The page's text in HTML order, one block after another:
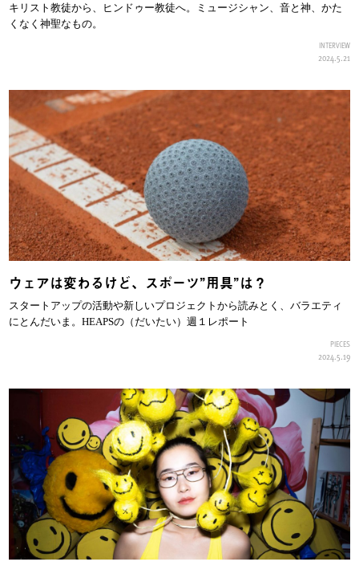
キリスト教徒から、ヒンドゥー教徒へ。ミュージシャン、音と神、かた
くなく神聖なもの。
INTERVIEW
2024.5.21
ウェアは変わるけど、スポーツ”用具”は？
スタートアップの活動や新しいプロジェクトから読みとく、バラエティ
にとんだいま。HEAPSの（だいたい）週１レポート
PIECES
2024.5.19